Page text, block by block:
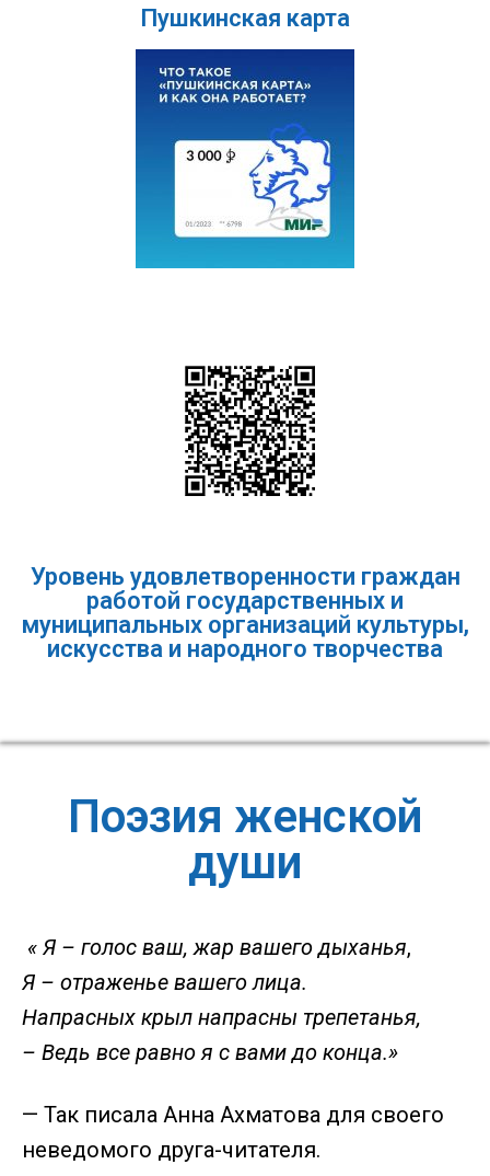
Пушкинская карта
Уровень удовлетворенности граждан
работой государственных и
муниципальных организаций культуры,
искусства и народного творчества
Поэзия женской
души
« Я – голос ваш, жар вашего дыханья,
Я – отраженье вашего лица.
Напрасных крыл напрасны трепетанья,
– Ведь все равно я с вами до конца.»
— Так писала Анна Ахматова для своего
неведомого друга-читателя.